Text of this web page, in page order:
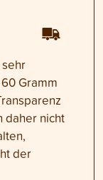
Gramm
daher nicht
der